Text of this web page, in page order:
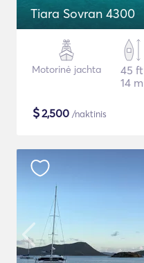
Tiara Sovran 4300
Motorinė jachta
45 ft
14 m
$2,500 /naktinis